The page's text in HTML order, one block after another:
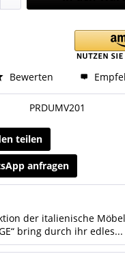
Bewerten
PRDUMV201
teilen
anfragen
der italienische
bring durch ihr edles...